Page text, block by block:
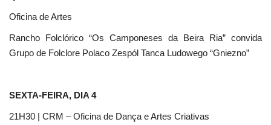
Oficina de Artes
Rancho Folclórico “Os Camponeses da Beira Ria” convida
Grupo de Folclore Polaco Zespól Tanca Ludowego “Gniezno”
SEXTA-FEIRA, DIA 4
21H30 | CRM – Oficina de Dança e Artes Criativas